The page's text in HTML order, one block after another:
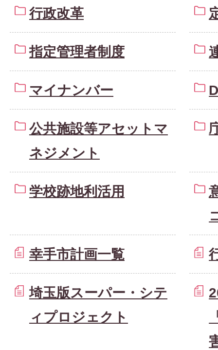
行政改革
指定管理者制度
マイナンバー
公共施設等アセットマ
ネジメント
学校跡地利活用
幸手市計画一覧
埼玉版スーパー・シテ
ィプロジェクト